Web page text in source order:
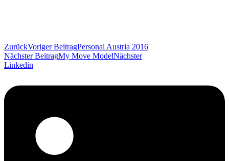
ZurückVoriger BeitragPersonal Austria 2016
Nächster BeitragMy Move ModelNächster
Linkedin